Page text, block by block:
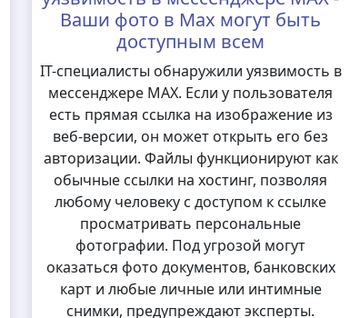
Ваши фото в Max могут быть
доступным всем
IT-специалисты обнаружили уязвимость в
мессенджере MAX. Если у пользователя
есть прямая ссылка на изображение из
веб-версии, он может открыть его без
авторизации. Файлы функционируют как
обычные ссылки на хостинг, позволяя
любому человеку с доступом к ссылке
просматривать персональные
фотографии. Под угрозой могут
оказаться фото документов, банковских
карт и любые личные или интимные
снимки, предупреждают эксперты.